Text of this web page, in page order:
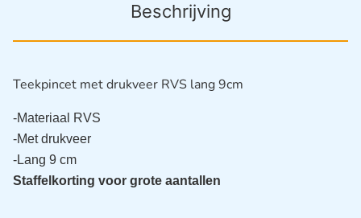
Beschrijving
Teekpincet met drukveer RVS lang 9cm
-Materiaal RVS
-Met drukveer
-Lang 9 cm
Staffelkorting voor grote aantallen